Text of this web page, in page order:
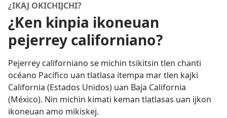
¿IKAJ OKICHIJCHI?
¿Ken kinpia ikoneuan
pejerrey californiano?
Pejerrey californiano se michin tsikitsin tlen chanti
océano Pacífico uan tlatlasa itempa mar tlen kajki
California (Estados Unidos) uan Baja California
(México). Nin michin kimati keman tlatlasas uan ijkon
ikoneuan amo mikiskej.